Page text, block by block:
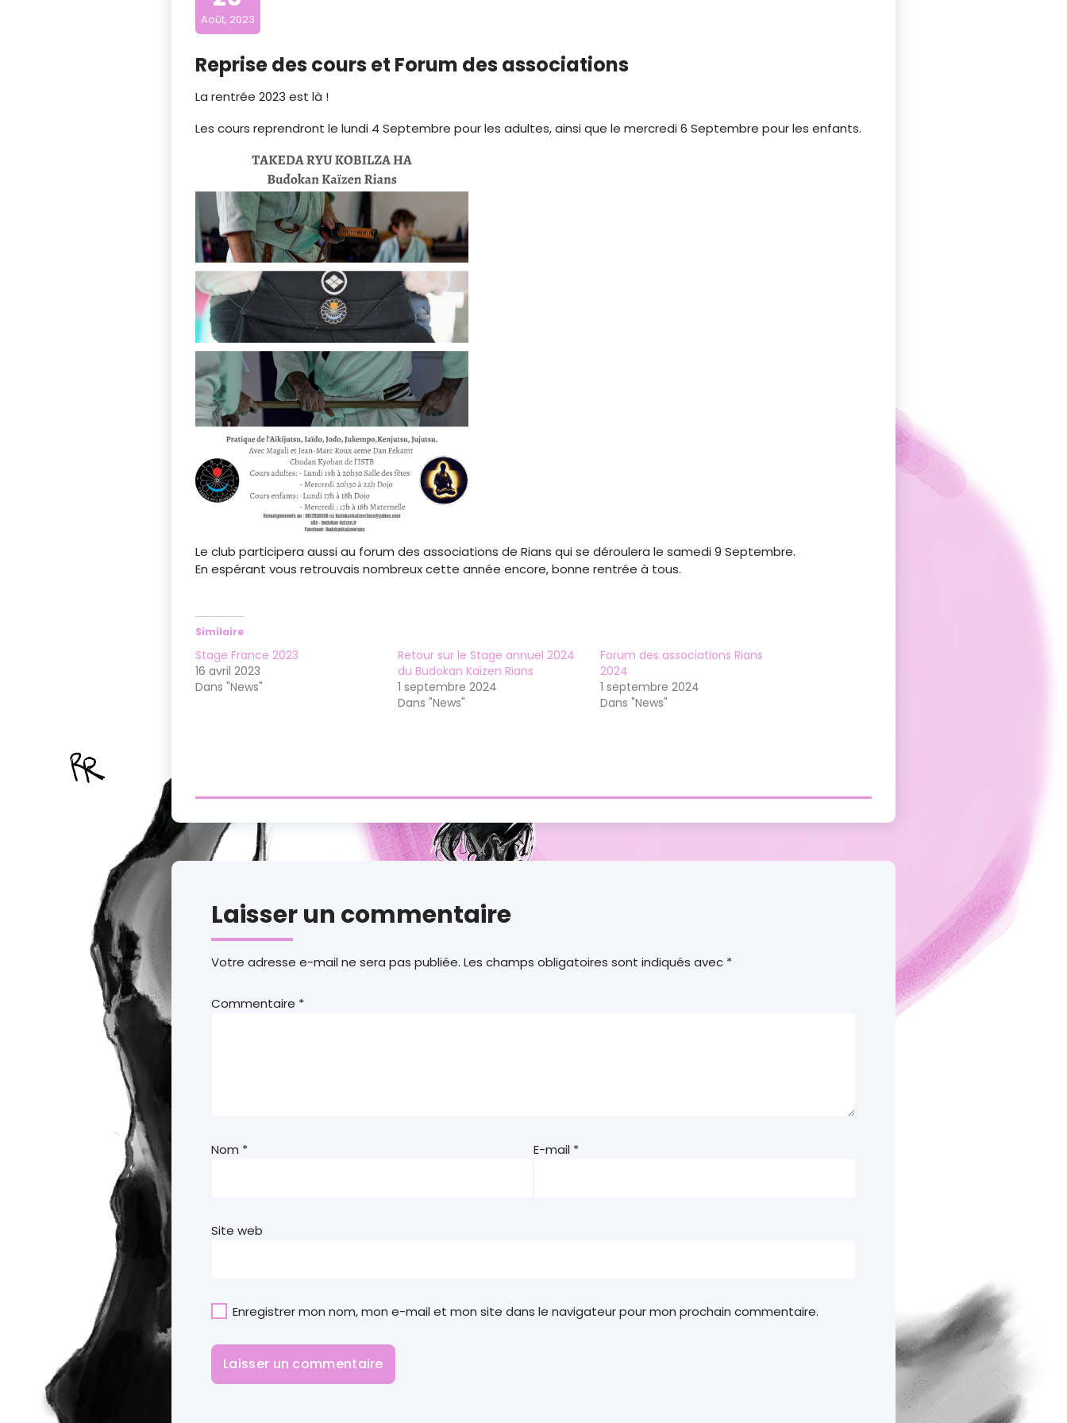
Août, 2023
Reprise des cours et Forum des associations
La rentrée 2023 est là !
Les cours reprendront le lundi 4 Septembre pour les adultes, ainsi que le mercredi 6 Septembre pour les enfants.
Le club participera aussi au forum des associations de Rians qui se déroulera le samedi 9 Septembre.
En espérant vous retrouvais nombreux cette année encore, bonne rentrée à tous.
Similaire
Stage France 2023
16 avril 2023
Dans "News"
Retour sur le Stage annuel 2024
du Budokan Kaïzen Rians
1 septembre 2024
Dans "News"
Forum des associations Rians
2024
1 septembre 2024
Dans "News"
Laisser un commentaire
Votre adresse e-mail ne sera pas publiée. Les champs obligatoires sont indiqués avec *
Commentaire *
Nom * E-mail *
Site web
Enregistrer mon nom, mon e-mail et mon site dans le navigateur pour mon prochain commentaire.